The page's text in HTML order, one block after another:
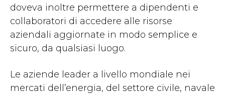
doveva inoltre permettere a dipendenti e
collaboratori di accedere alle risorse
aziendali aggiornate in modo semplice e
sicuro, da qualsiasi luogo.
Le aziende leader a livello mondiale nei
mercati dell’energia, del settore civile, navale